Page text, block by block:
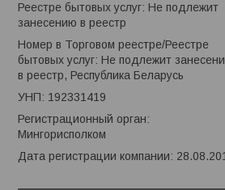
Реестре бытовых услуг: Не подлежит
занесению в реестр
Номер в Торговом реестре/Реестре
бытовых услуг: Не подлежит
в реестр, Республика Беларусь
УНП: 192331419
Регистрационный орган:
Мингорисполком
Дата регистрации компании: